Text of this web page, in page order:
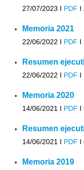
27/07/2023 I PDF I
Memoria 2021
22/06/2022 I PDF I
Resumen
22/06/2022 I PDF I
Memoria 2020
14/06/2021 I PDF I
Resumen
14/06/2021 I PDF I
Memoria 2019